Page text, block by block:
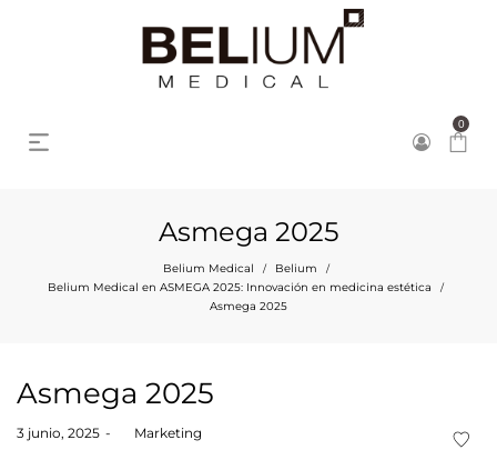
0
Asmega 2025
Belium Medical / Belium /
Belium Medical en ASMEGA 2025: Innovación en medicina estética /
Asmega 2025
Asmega 2025
Posted
3 junio, 2025 Marketing